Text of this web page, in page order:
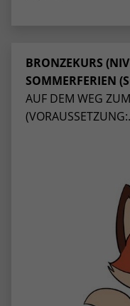
BRONZEKURS
SOMMERFERIEN
AUF DEM WEG